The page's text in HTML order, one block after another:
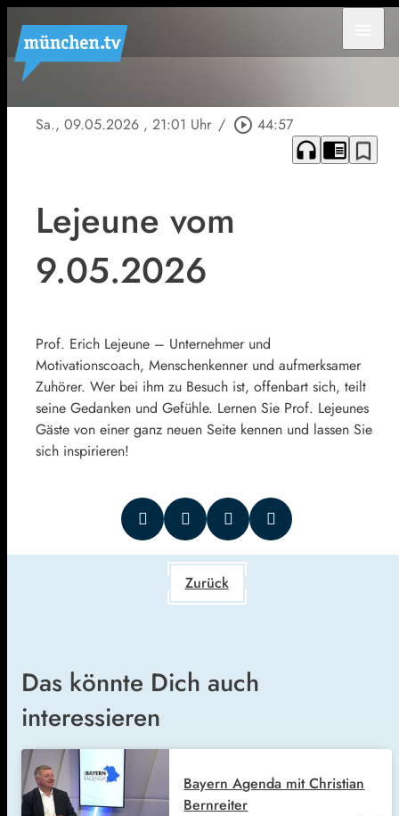
Sa., 09.05.2026 , 21:01 Uhr / play_circle_outline 44:57
headphones chrome_reader_mode bookmark_border
Lejeune vom
9.05.2026
Prof. Erich Lejeune – Unternehmer und
Motivationscoach, Menschenkenner und aufmerksamer
Zuhörer. Wer bei ihm zu Besuch ist, offenbart sich, teilt
seine Gedanken und Gefühle. Lernen Sie Prof. Lejeunes
Gäste von einer ganz neuen Seite kennen und lassen Sie
sich inspirieren!
Zurück
Das könnte Dich auch
interessieren
Bayern Agenda mit Christian
Bernreiter